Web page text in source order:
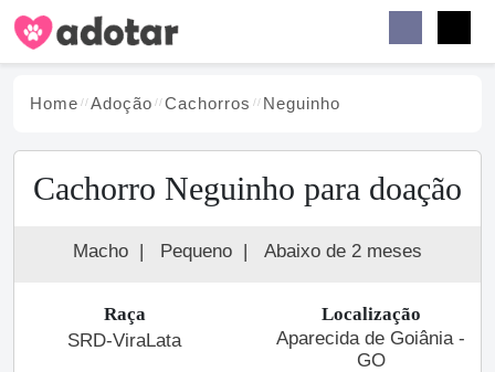
Home Adoção Cachorros Neguinho
Cachorro Neguinho para doação
Macho | Pequeno | Abaixo de 2 meses
Raça
SRD-ViraLata
Localização
Aparecida de Goiânia -
GO